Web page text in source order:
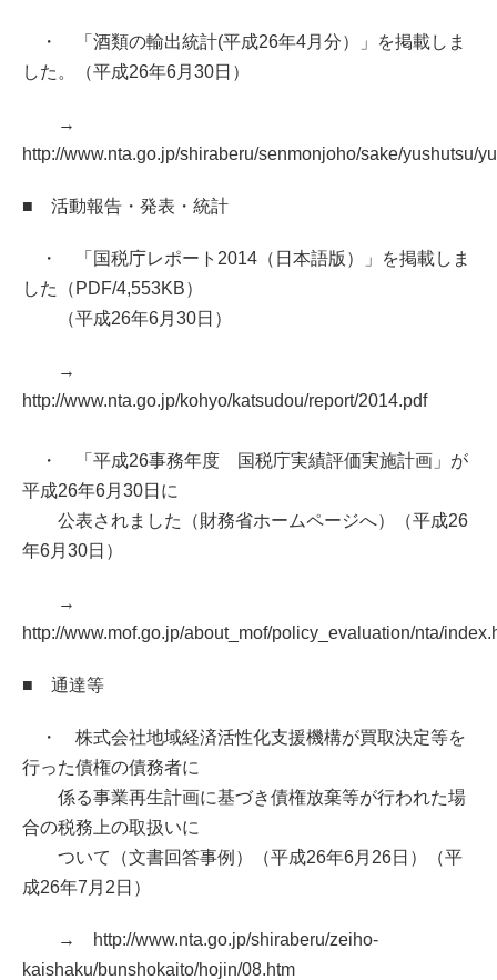
・ 「酒類の輸出統計(平成26年4月分）」を掲載しま
した。（平成26年6月30日）
→
http://www.nta.go.jp/shiraberu/senmonjoho/sake/yushutsu/
■ 活動報告・発表・統計
・ 「国税庁レポート2014（日本語版）」を掲載しま
した（PDF/4,553KB）
（平成26年6月30日）
→
http://www.nta.go.jp/kohyo/katsudou/report/2014.pdf
・ 「平成26事務年度 国税庁実績評価実施計画」が
平成26年6月30日に
公表されました（財務省ホームページへ）（平成26
年6月30日）
→
http://www.mof.go.jp/about_mof/policy_evaluation/nta/
■ 通達等
・ 株式会社地域経済活性化支援機構が買取決定等を
行った債権の債務者に
係る事業再生計画に基づき債権放棄等が行われた場
合の税務上の取扱いに
ついて（文書回答事例）（平成26年6月26日）（平
成26年7月2日）
→ http://www.nta.go.jp/shiraberu/zeiho-
kaishaku/bunshokaito/hojin/08.htm